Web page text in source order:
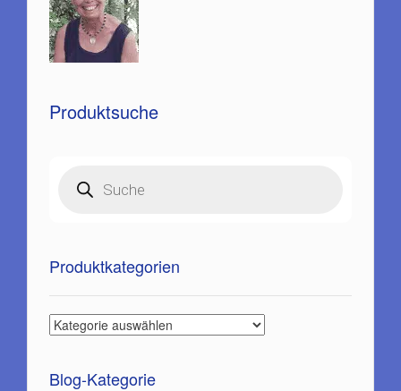
Produktsuche
search
Produktkategorien
Blog-Kategorie